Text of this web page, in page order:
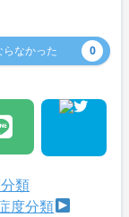
なかった 0
類
度分類